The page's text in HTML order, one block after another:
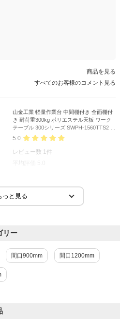
商品を見る
すべてのお客様のコメント見る
山金工業 軽量作業台 中間棚付き 全面棚付
き 耐荷重300kg ポリエステル天板 ワーク
テーブル 300シリーズ SWPH-1560TTS2 幅
1500×奥行600×高さ900mm
5.0
レビュー数 1件
平均評価
5.0
立てられました。 安定感があ
てられました。
よ。
リー
間口900mm 間口1200mm